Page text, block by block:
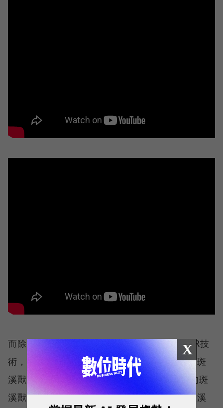
而除了美麗的場景之外，本次展出也結合了AR技
術，讓遊客透過裝置化身為《阿凡達》中的「斑
溪獸」（Banshee），揮動雙幣草空螢幕中的斑
溪獸，翱翔在森林當中，旅途結束後還能與斑溪
X